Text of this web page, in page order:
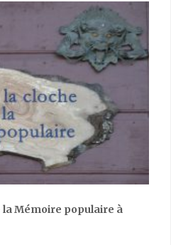
la Mémoire populaire à